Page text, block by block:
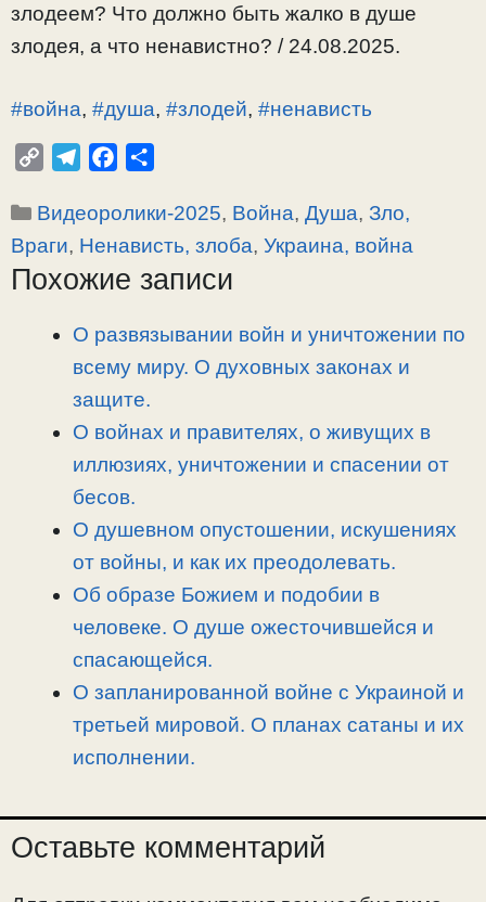
злодеем? Что должно быть жалко в душе
злодея, а что ненавистно? / 24.08.2025.
#война, #душа, #злодей, #ненависть
p
y
L
l
e
g
a
c
e
b
п
р
а
Рубрики
Видеоролики-2025, Война,Душа,Зло,
Враги, Ненависть, злоба, Украина, война
Похожие записи
О развязывании войн и уничтожении по
всему миру. О духовных законах и
защите.
О войнах и правителях, о живущих в
иллюзиях, уничтожении и спасении от
бесов.
О душевном опустошении, искушениях
от войны, и как их преодолевать.
Об образе Божием и подобии в
человеке. О душе ожесточившейся и
спасающейся.
О запланированной войне с Украиной и
третьей мировой. О планах сатаны и их
исполнении.
Оставьте комментарий